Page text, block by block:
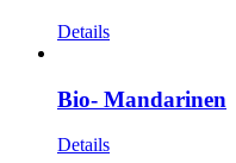
Details
Bio- Mandarinen
Details